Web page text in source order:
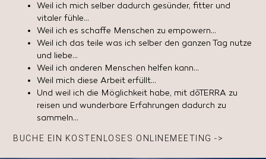
Weil ich mich selber dadurch gesünder, fitter und
vitaler fühle…
Weil ich es schaffe Menschen zu empowern…
Weil ich das teile was ich selber den ganzen Tag nutze
und liebe…
Weil ich anderen Menschen helfen kann…
Weil mich diese Arbeit erfüllt…
Und weil ich die Möglichkeit habe, mit dōTERRA zu
reisen und wunderbare Erfahrungen dadurch zu
sammeln…
BUCHE EIN KOSTENLOSES ONLINEMEETING ->